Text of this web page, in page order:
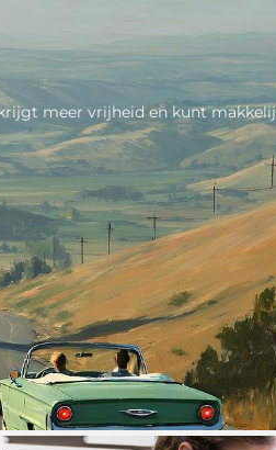
meer vrijheid en kunt